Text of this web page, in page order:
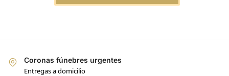
Coronas fúnebres urgentes
Entregas a domicilio